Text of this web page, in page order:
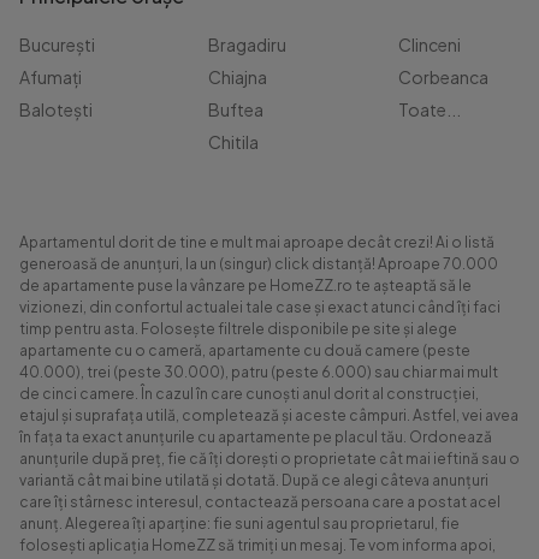
București
Afumați
Balotești
Bragadiru
Chiajna
Buftea
Chitila
Clinceni
Corbeanca
Toate...
Apartamentul dorit de tine e mult mai aproape decât crezi! Ai o listă
generoasă de anunțuri, la un (singur) click distanță! Aproape 70.000
de apartamente puse la vânzare pe HomeZZ.ro te așteaptă să le
vizionezi, din confortul actualei tale case și exact atunci când îți faci
timp pentru asta. Folosește filtrele disponibile pe site și alege
apartamente cu o cameră, apartamente cu două camere (peste
40.000), trei (peste 30.000), patru (peste 6.000) sau chiar mai mult
de cinci camere. În cazul în care cunoști anul dorit al construcției,
etajul și suprafața utilă, completează și aceste câmpuri. Astfel, vei avea
în fața ta exact anunțurile cu apartamente pe placul tău. Ordonează
anunțurile după preț, fie că îți dorești o proprietate cât mai ieftină sau o
variantă cât mai bine utilată și dotată. După ce alegi câteva anunțuri
care îți stârnesc interesul, contactează persoana care a postat acel
anunț. Alegerea îți aparține: fie suni agentul sau proprietarul, fie
folosești aplicația HomeZZ să trimiți un mesaj. Te vom informa apoi,